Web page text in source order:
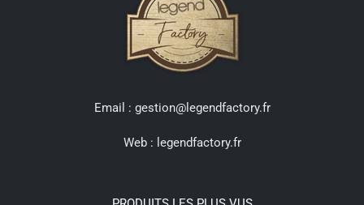
Email : gestion@legendfactory.fr
Web : legendfactory.fr